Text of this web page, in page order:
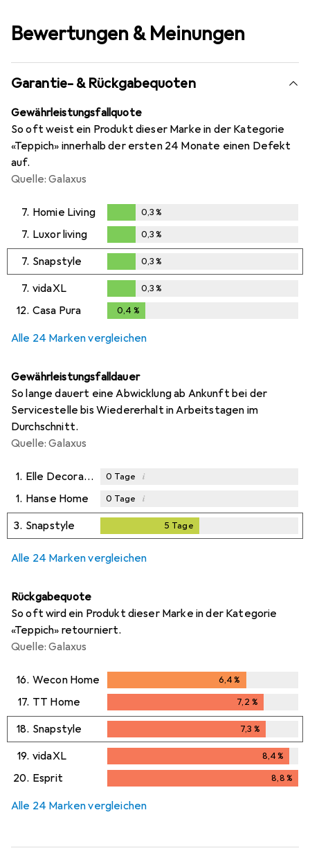
Bewertungen & Meinungen
Garantie- & Rückgabequoten
Gewährleistungsfallquote
So oft weist ein Produkt dieser Marke in der Kategorie
«Teppich» innerhalb der ersten 24 Monate einen Defekt
auf.
Quelle: Galaxus
7. Homie Living
0,3%
0,3%
7. Luxor living
0,3%
0,3%
7. Snapstyle
0,3%
0,3%
7. vidaXL
0,3%
0,3%
12. Casa Pura 0,4 %
Alle 24 Marken vergleichen
Gewährleistungsfalldauer
So lange dauert eine Abwicklung ab Ankunft bei der
Servicestelle bis Wiedererhalt in Arbeitstagen im
Durchschnitt.
Quelle: Galaxus
1. Elle Decoration 0 Tage i
1. Hanse Home 0 Tage i
3. Snapstyle 5 Tage
Alle 24 Marken vergleichen
Rückgabequote
So oft wird ein Produkt dieser Marke in der Kategorie
«Teppich» retourniert.
Quelle: Galaxus
16. Wecon Home 6,4%
17. TT Home 7,2 %
18. Snapstyle 7,3 %
19. vidaXL 8,4%
8,4%
20. Esprit 8,8%
Alle 24 Marken vergleichen